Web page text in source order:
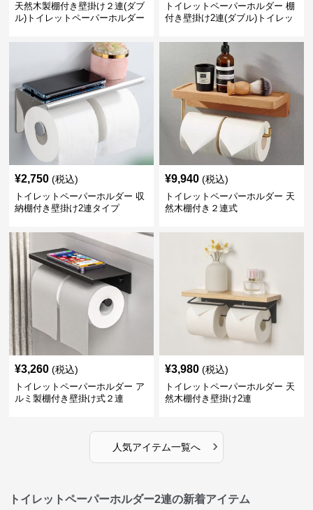
天然木製棚付き壁掛け２連(ダブ
ル)トイレットペーパーホルダー
トイレットペーパーホルダー 棚
付き壁掛け2連(ダブル)トイレッ
¥2,750 (税込)
トイレットペーパーホルダー 収
納棚付き壁掛け2連タイプ
¥9,940 (税込)
トイレットペーパーホルダー 天
然木棚付き２連式
¥3,260 (税込)
トイレットペーパーホルダー ア
ルミ製棚付き壁掛け式２連
¥3,980 (税込)
トイレットペーパーホルダー 天
然木棚付き壁掛け2連
人気アイテム一覧へ ›
トイレットペーパーホルダー2連の新着アイテム